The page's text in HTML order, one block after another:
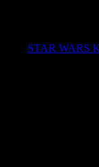
STAR WARS